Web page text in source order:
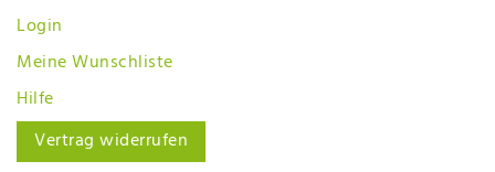
Login
Meine Wunschliste
Hilfe
Vertrag widerrufen